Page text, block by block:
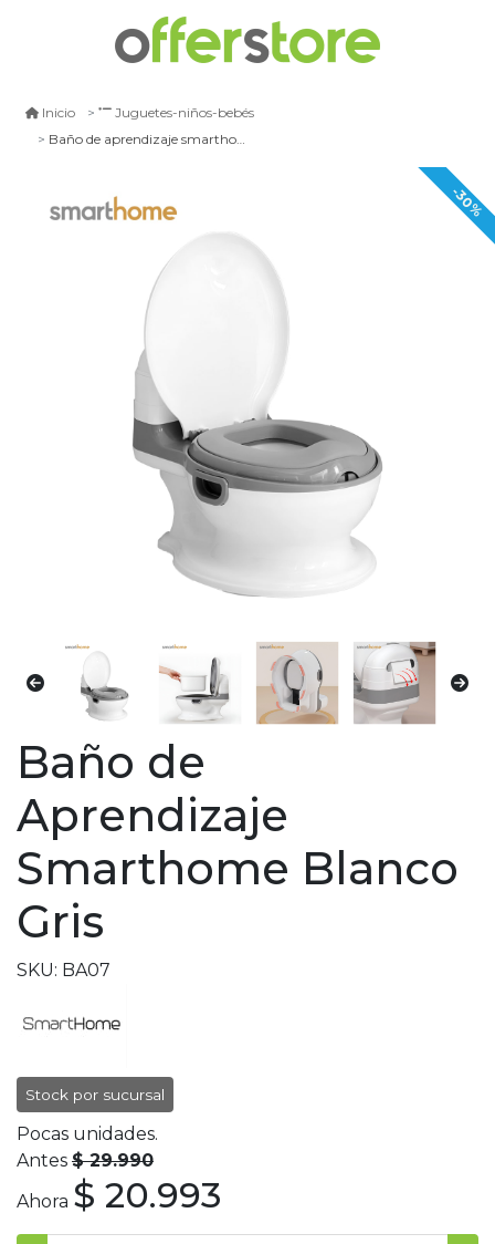
Inicio
Juguetes-niños-bebés
Baño de aprendizaje smarthome blanco gris
-30%
Baño de
Aprendizaje
Smarthome Blanco
Gris
SKU: BA07
Stock por sucursal
Pocas unidades.
Antes $ 29.990
Ahora $ 20.993